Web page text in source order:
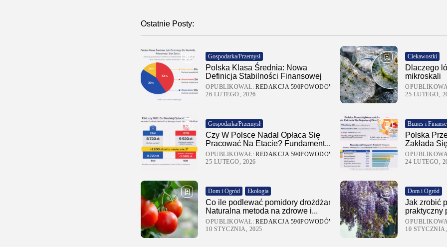
Ostatnie Posty:
Gospodarka/Przemysł
Polska Klasa Średnia: Nowa
Definicja Stabilności Finansowej
OPUBLIKOWAŁ: REDAKCJA 590POWODOW
26 LUTEGO, 2026
Ciekawostki
Dlaczego
mikroskali
25 LUTEGO,
Gospodarka/Przemysł
Czy W Polsce Nadal Opłaca Się
Pracować Na Etacie? Fundament...
OPUBLIKOWAŁ: REDAKCJA 590POWODOW
25 LUTEGO, 2026
Biznes i Finanse
Polska
Zakłada
24 LUTEGO,
Dom i Ogród Ekologia
Co ile podlewać pomidory drożdżami?
Naturalna metoda na zdrowe i...
OPUBLIKOWAŁ: REDAKCJA 590POWODÓW.PL
10 STYCZNIA, 2025
Dom i Ogród
Jak zrobić
praktyczny
10